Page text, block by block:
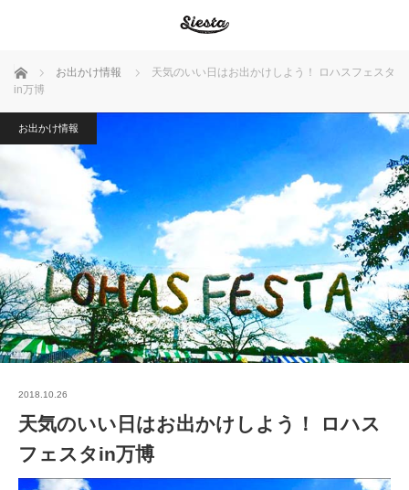
ホーム お出かけ情報
天気のいい日はお出かけしよう！ ロハスフェスタ
in万博
お出かけ情報
2018.10.26
天気のいい日はお出かけしよう！ ロハス
フェスタin万博